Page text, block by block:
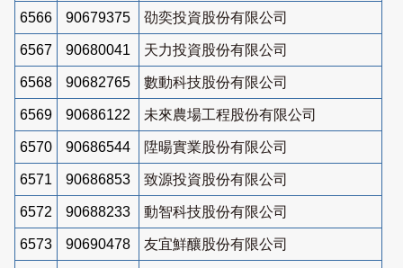
6566 90679375 劭奕投資股份有限公司
6567 90680041 天力投資股份有限公司
6568 90682765 數動科技股份有限公司
6569 90686122 未來農場工程股份有限公司
6570 90686544 陞暘實業股份有限公司
6571 90686853 致源投資股份有限公司
6572 90688233 動智科技股份有限公司
6573 90690478 友宜鮮釀股份有限公司